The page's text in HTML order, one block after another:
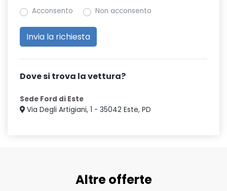
Acconsento Non acconsento
Dove si trova la vettura?
Sede Ford di Este
Via Degli Artigiani, 1 - 35042 Este, PD
Altre offerte